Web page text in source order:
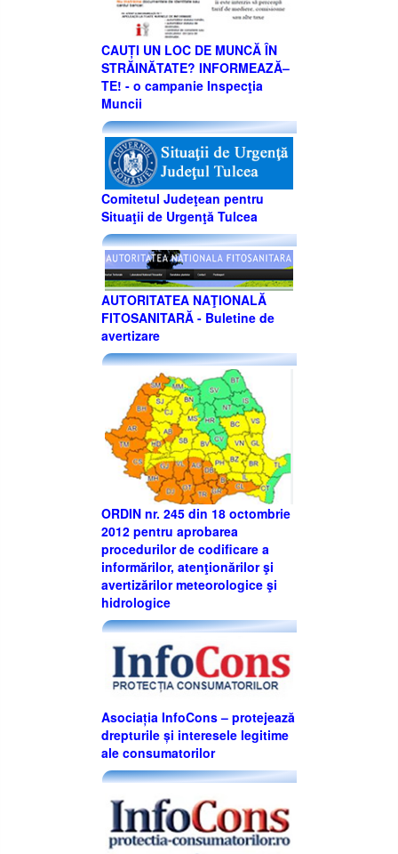
CAUȚI UN LOC DE MUNCĂ ÎN
STRĂINĂTATE? INFORMEAZĂ–
TE! - o campanie Inspecţia
Muncii
Comitetul Judeţean pentru
Situaţii de Urgenţă Tulcea
AUTORITATEA NAŢIONALĂ
FITOSANITARĂ - Buletine de
avertizare
ORDIN nr. 245 din 18 octombrie
2012 pentru aprobarea
procedurilor de codificare a
informărilor, atenţionărilor şi
avertizărilor meteorologice şi
hidrologice
Asociația InfoCons – protejează
drepturile și interesele legitime
ale consumatorilor